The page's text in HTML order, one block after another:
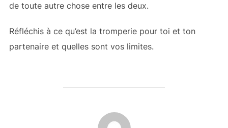
de toute autre chose entre les deux.
Réfléchis à ce qu’est la tromperie pour toi et ton
partenaire et quelles sont vos limites.
AUTEUR DE LA PUBLICATION